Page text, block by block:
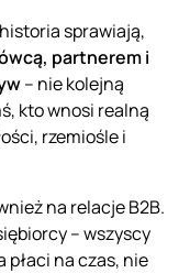
sprawiają,
partnerem i
– nie kolejną
kto wnosi realną
rzemiośle i
na relacje B2B.
– wszyscy
płaci na czas, nie